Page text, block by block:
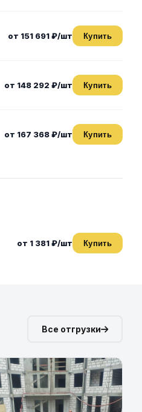
от 151 691 ₽/шт Купить
от 148 292 ₽/шт Купить
от 167 368 ₽/шт Купить
от 1 381 ₽/шт Купить
Все отгрузки